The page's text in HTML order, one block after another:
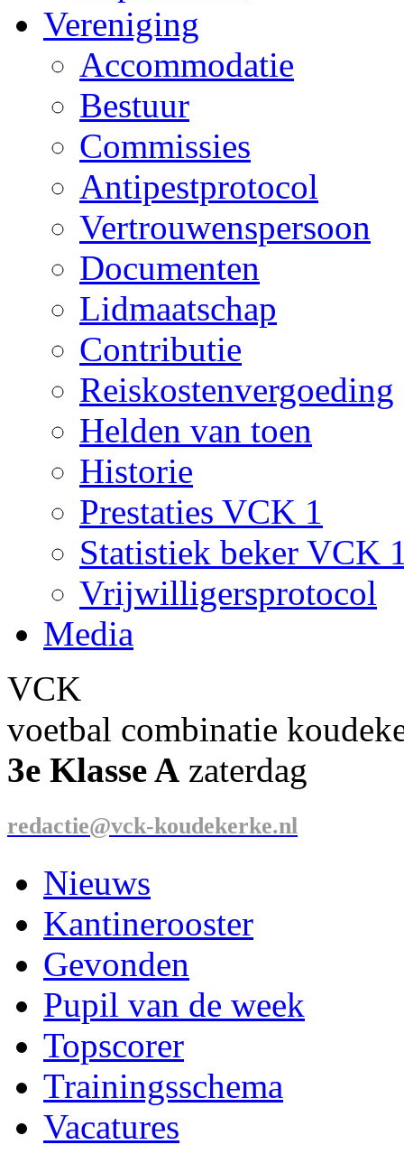
Vereniging
Accommodatie
Bestuur
Commissies
Antipestprotocol
Vertrouwenspersoon
Documenten
Lidmaatschap
Contributie
Reiskostenvergoeding
Helden van toen
Historie
Prestaties VCK 1
Statistiek beker VCK
Vrijwilligersprotocol
Media
VCK
voetbal combinatie
3e Klasse A zaterdag
redactie@vck-koudekerke.nl
Nieuws
Kantinerooster
Gevonden
Pupil van de week
Topscorer
Trainingsschema
Vacatures